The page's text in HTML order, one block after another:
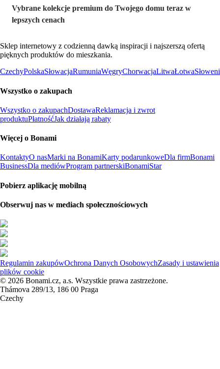
Vybrane kolekcje premium do Twojego domu teraz w
lepszych cenach
Sklep internetowy z codzienną dawką inspiracji i najszerszą ofertą
pięknych produktów do mieszkania.
CzechyPolskaSłowacjaRumuniaWęgryChorwacjaLitwaŁotwa
Wszystko o zakupach
Wszystko o zakupachDostawaReklamacja i zwrot
produktuPłatnośćJak działają rabaty
Więcej o Bonami
KontaktyO nasMarki na BonamiKarty podarunkoweDla firmBonami
BusinessDla mediówProgram partnerskiBonamiStar
Pobierz aplikację mobilną
Obserwuj nas w mediach społecznościowych
Regulamin zakupówOchrona Danych OsobowychZasady i ustawienia
plików cookie
© 2026 Bonami.cz, a.s. Wszystkie prawa zastrzeżone.
Thámova 289/13, 186 00 Praga
Czechy